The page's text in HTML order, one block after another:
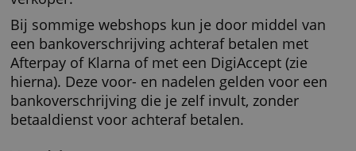
Bankoverschrijving
Betalen door middel van een
kan ook bij zo’n driekwart van alle